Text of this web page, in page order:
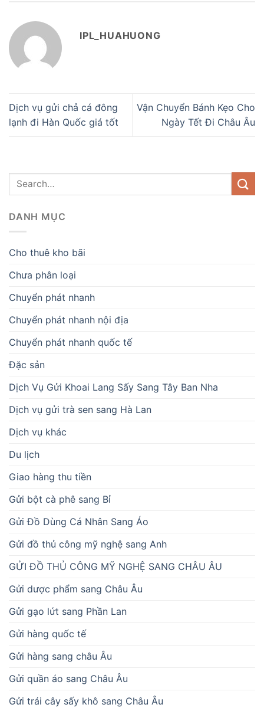
IPL_HUAHUONG
Dịch vụ gửi chả cá đông
lạnh đi Hàn Quốc giá tốt
Vận Chuyển Bánh Kẹo Cho
Ngày Tết Đi Châu Âu
DANH MỤC
Cho thuê kho bãi
Chưa phân loại
Chuyển phát nhanh
Chuyển phát nhanh nội địa
Chuyển phát nhanh quốc tế
Đặc sản
Dịch Vụ Gửi Khoai Lang Sấy Sang Tây Ban Nha
Dịch vụ gửi trà sen sang Hà Lan
Dịch vụ khác
Du lịch
Giao hàng thu tiền
Gửi bột cà phê sang Bỉ
Gửi Đồ Dùng Cá Nhân Sang Áo
Gửi đồ thủ công mỹ nghệ sang Anh
GỬI ĐỒ THỦ CÔNG MỸ NGHỆ SANG CHÂU ÂU
Gửi dược phẩm sang Châu Âu
Gửi gạo lứt sang Phần Lan
Gửi hàng quốc tế
Gửi hàng sang châu Âu
Gửi quần áo sang Châu Âu
Gửi trái cây sấy khô sang Châu Âu